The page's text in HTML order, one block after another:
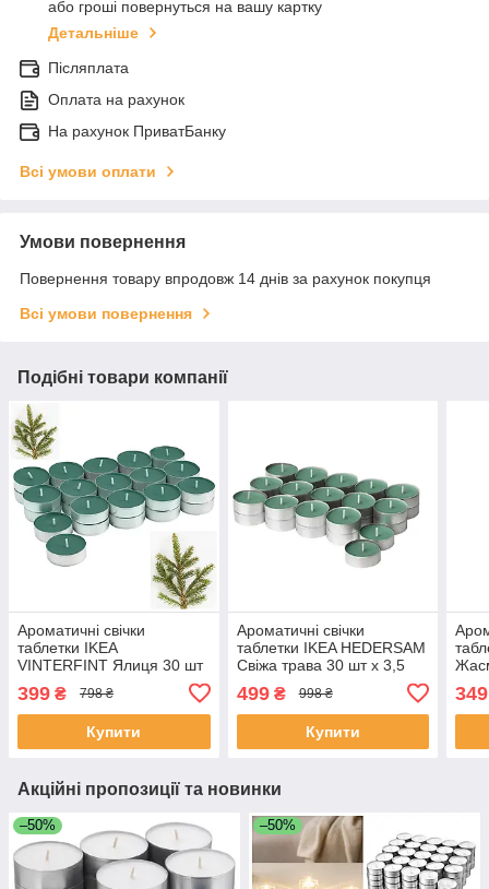
або гроші повернуться на вашу картку
Детальніше
Післяплата
Оплата на рахунок
На рахунок ПриватБанку
Всі умови оплати
Умови повернення
Повернення товару впродовж 14 днів за рахунок покупця
Всі умови повернення
Подібні товари компанії
Ароматичні свічки
таблетки IKEA
VINTERFINT Ялиця 30 шт
х 3,5 години горіння чайні
декоративні аромасвічки
399 ₴ 798 ₴
Купити
Ароматичні свічки
таблетки IKEA HEDERSAM
Свіжа трава 30 шт х 3,5
декоративні аромасвічки
499₴ 998 ₴
Купити
349
Акційні пропозиції та новинки
–50% –50%